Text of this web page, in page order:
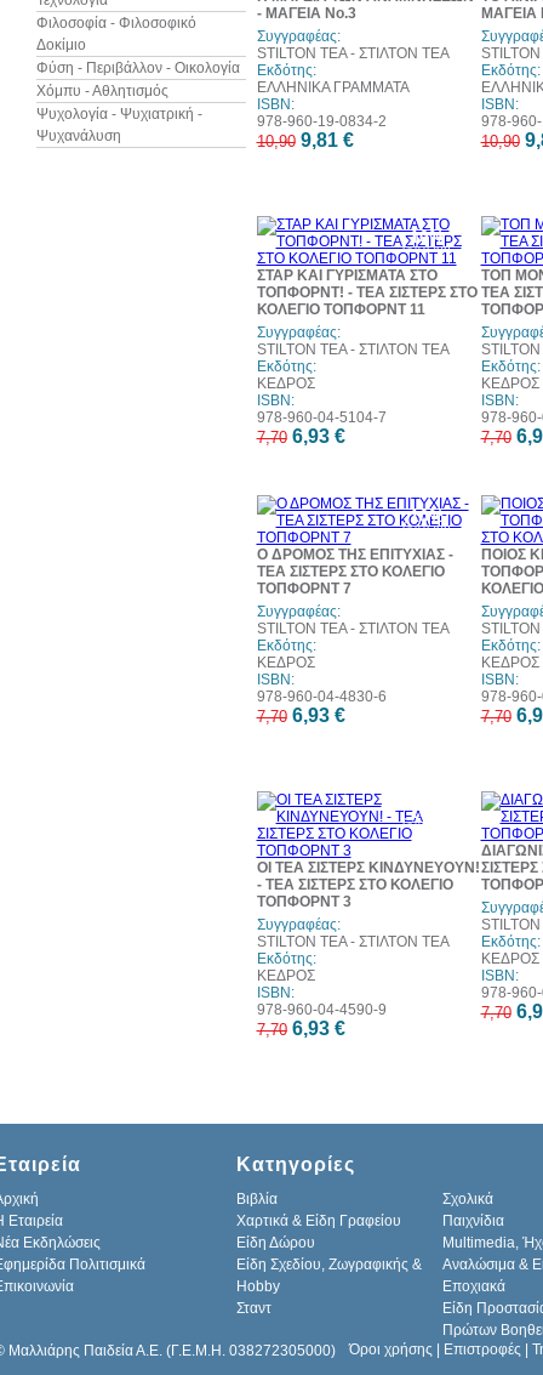
Φιλοσοφία - Φιλοσοφικό
Δοκίμιο
Φύση - Περιβάλλον - Οικολογία
Χόμπυ - Αθλητισμός
Ψυχολογία - Ψυχιατρική -
Ψυχανάλυση
- ΜΑΓΕΙΑ Νο.3
Συγγραφέας:
STILTON TEA - ΣΤΙΛΤΟΝ ΤΕΑ
Εκδότης:
ΕΛΛΗΝΙΚΑ ΓΡΑΜΜΑΤΑ
ISBN:
978-960-19-0834-2
10,90 9,81 €
ΜΑΓΕΙΑ
Εκδότης:
ISBN:
978-
10,90
10%
έκπτωση
ΣΤΑΡ ΚΑΙ ΓΥΡΙΣΜΑΤΑ ΣΤΟ
ΤΟΠΦΟΡΝΤ! - ΤΕΑ ΣΙΣΤΕΡΣ ΣΤΟ
ΚΟΛΕΓΙΟ ΤΟΠΦΟΡΝΤ 11
Συγγραφέας:
STILTON TEA - ΣΤΙΛΤΟΝ ΤΕΑ
Εκδότης:
ΚΕΔΡΟΣ
ISBN:
978-960-04-5104-7
7,70 6,93 €
ΤΟΠ
ΤΕΑ
Εκδότης:
ΚΕΔΡΟΣ
ISBN:
978-
7,70
10%
έκπτωση
Ο ΔΡΟΜΟΣ ΤΗΣ ΕΠΙΤΥΧΙΑΣ -
ΤΕΑ ΣΙΣΤΕΡΣ ΣΤΟ ΚΟΛΕΓΙΟ
ΤΟΠΦΟΡΝΤ 7
Συγγραφέας:
STILTON TEA - ΣΤΙΛΤΟΝ ΤΕΑ
Εκδότης:
ΚΕΔΡΟΣ
ISBN:
978-960-04-4830-6
7,70 6,93 €
ΠΟΙΟΣ
Εκδότης:
ΚΕΔΡΟΣ
ISBN:
978-
7,70
10%
έκπτωση
ΟΙ ΤΕΑ ΣΙΣΤΕΡΣ ΚΙΝΔΥΝΕΥΟΥΝ!
- ΤΕΑ ΣΙΣΤΕΡΣ ΣΤΟ ΚΟΛΕΓΙΟ
ΤΟΠΦΟΡΝΤ 3
Συγγραφέας:
STILTON TEA - ΣΤΙΛΤΟΝ ΤΕΑ
Εκδότης:
ΚΕΔΡΟΣ
ISBN:
978-960-04-4590-9
7,70 6,93 €
Εκδότης:
ΚΕΔΡΟΣ
ISBN:
978-
7,70
Εταιρεία
Εκδηλώσεις
Πολιτισμικά
Κατηγορίες
Βιβλία
Σχολικά
Χαρτικά & Είδη Γραφείου
Παιχνίδια
Είδη Δώρου
Multimedia,
Είδη Σχεδίου, Ζωγραφικής &
Hobby
Αναλώσιμα &
Εποχιακά
Σταντ
Είδη
Πρώτων
Μαλλιάρης Παιδεία Α.Ε. (Γ.Ε.Μ.Η. 038272305000)
Όροι χρήσης Επιστροφές